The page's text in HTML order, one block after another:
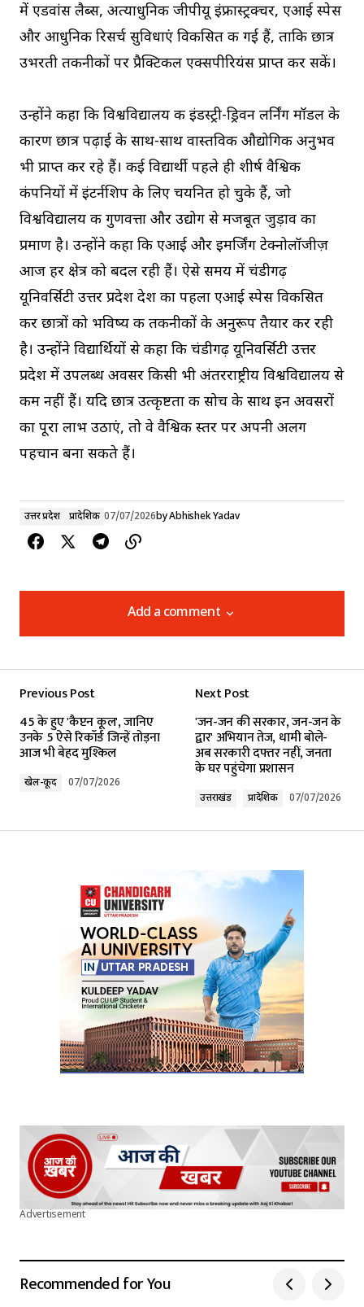
में एडवांस लैब्स, अत्याधुनिक जीपीयू इंफ्रास्ट्रक्चर, एआई स्पेस
और आधुनिक रिसर्च सुविधाएं विकसित की गई हैं, ताकि छात्र
उभरती तकनीकों पर प्रैक्टिकल एक्सपीरियंस प्राप्त कर सकें।
उन्होंने कहा कि विश्वविद्यालय की इंडस्ट्री-ड्रिवन लर्निंग मॉडल के
कारण छात्र पढ़ाई के साथ-साथ वास्तविक औद्योगिक अनुभव
भी प्राप्त कर रहे हैं। कई विद्यार्थी पहले ही शीर्ष वैश्विक
कंपनियों में इंटर्नशिप के लिए चयनित हो चुके हैं, जो
विश्वविद्यालय की गुणवत्ता और उद्योग से मजबूत जुड़ाव का
प्रमाण है। उन्होंने कहा कि एआई और इमर्जिंग टेक्नोलॉजीज़
आज हर क्षेत्र को बदल रही हैं। ऐसे समय में चंडीगढ़
यूनिवर्सिटी उत्तर प्रदेश देश का पहला एआई स्पेस विकसित
कर छात्रों को भविष्य की तकनीकों के अनुरूप तैयार कर रही
है। उन्होंने विद्यार्थियों से कहा कि चंडीगढ़ यूनिवर्सिटी उत्तर
प्रदेश में उपलब्ध अवसर किसी भी अंतरराष्ट्रीय विश्वविद्यालय से
कम नहीं हैं। यदि छात्र उत्कृष्टता की सोच के साथ इन अवसरों
का पूरा लाभ उठाएं, तो वे वैश्विक स्तर पर अपनी अलग
पहचान बना सकते हैं।
उत्तर प्रदेश प्रादेशिक 07/07/2026byAbhishek Yadav
Add a comment
Add a comment
Required fields are marked*
Your E-mail*
Submit Comment
Previous Post
45 के हुए 'कैप्टन कूल', जानिए
उनके 5 ऐसे रिकॉर्ड जिन्हें तोड़ना
आज भी बेहद मुश्किल
खेल-कूद 07/07/2026
Next Post
'जन-जन की सरकार, जन-जन के
द्वार' अभियान तेज, धामी बोले-
अब सरकारी दफ्तर नहीं, जनता
के घर पहुंचेगा प्रशासन
उत्तराखंड प्रादेशिक 07/07/2026
Advertisement
Recommended for You